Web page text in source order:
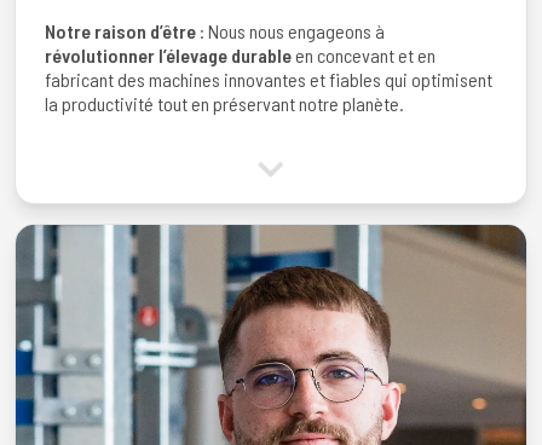
Notre raison d’être : Nous nous engageons à
révolutionner l’élevage durableen concevant et en
fabricant des machines innovantes et fiables qui optimisent
la productivité tout en préservant notre planète.